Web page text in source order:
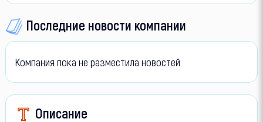
Последние новости компании
Компания пока не разместила новостей
Описание